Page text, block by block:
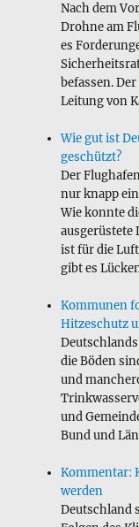
Nach dem
Drohne am
es
befassen.
Leitung von
Wie gut ist
geschützt?
Der
nur knapp
Wie konnte
ausgerüstete
ist für die
gibt es
Kommunen
Hitzeschutz
die Böden
und
und
Bund und
Kommentar:
werden
Deutschland